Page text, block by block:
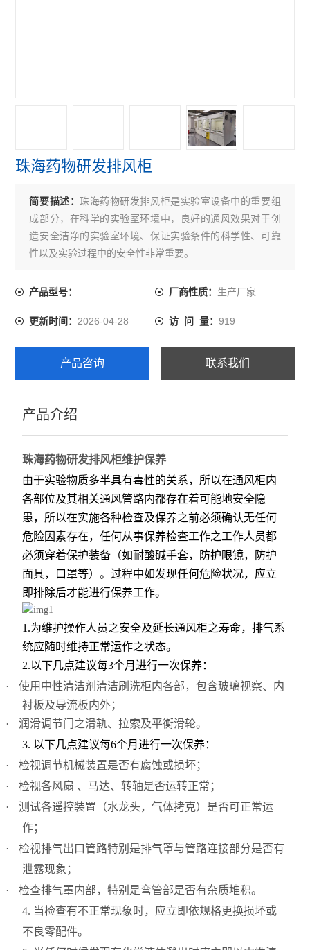
珠海药物研发排风柜
简要描述：珠海药物研发排风柜是实验室设备中的重要组
成部分，在科学的实验室环境中，良好的通风效果对于创
造安全洁净的实验室环境、保证实验条件的科学性、可靠
性以及实验过程中的安全性非常重要。
产品型号： 厂商性质： 生产厂家
更新时间：2026-04-28 访 问 量： 919
产品咨询 联系我们
产品介绍
珠海药物研发排风柜维护保养
由于实验物质多半具有毒性的关系，所以在通风柜内
各部位及其相关通风管路内都存在着可能地安全隐
患，所以在实施各种检查及保养之前必须确认无任何
危险因素存在，任何从事保养检查工作之工作人员都
必须穿着保护装备（如耐酸碱手套，防护眼镜，防护
面具，口罩等）。过程中如发现任何危险状况，应立
即排除后才能进行保养工作。
1.为维护操作人员之安全及延长通风柜之寿命，排气系
统应随时维持正常运作之状态。
2.以下几点建议每3个月进行一次保养：
·
使用中性清洁剂清洁刷洗柜内各部，包含玻璃视察、内
衬板及导流板内外；
·
润滑调节门之滑轨、拉索及平衡滑轮。
3. 以下几点建议每6个月进行一次保养：
·
检视调节机械装置是否有腐蚀或损坏；
·
检视各风扇 、马达、转轴是否运转正常；
·
测试各遥控装置（水龙头，气体拷克）是否可正常运
作；
·
检视排气出口管路特别是排气罩与管路连接部分是否有
泄露现象；
·
检查排气罩内部，特别是弯管部是否有杂质堆积。
4. 当检查有不正常现象时，应立即依规格更换损坏或
不良零配件。